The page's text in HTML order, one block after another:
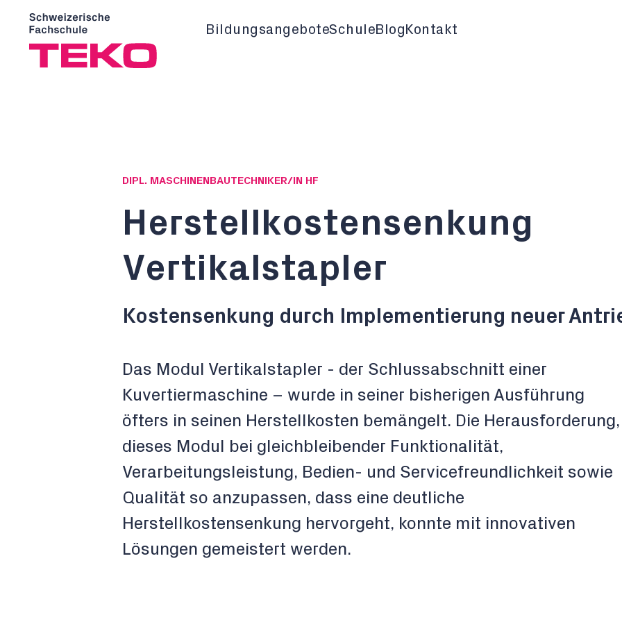
BildungsangeboteSchule Blog Kontakt
DIPL. MASCHINENBAUTECHNIKER/IN HF
Herstellkostensenkung
Vertikalstapler
Kostensenkung durch Implementierung neuer
Das Modul Vertikalstapler - der Schlussabschnitt einer
Kuvertiermaschine – wurde in seiner bisherigen Ausführung
öfters in seinen Herstellkosten bemängelt. Die Herausforderung,
dieses Modul bei gleichbleibender Funktionalität,
Verarbeitungsleistung, Bedien- und Servicefreundlichkeit sowie
Qualität so anzupassen, dass eine deutliche
Herstellkostensenkung hervorgeht, konnte mit innovativen
Lösungen gemeistert werden.